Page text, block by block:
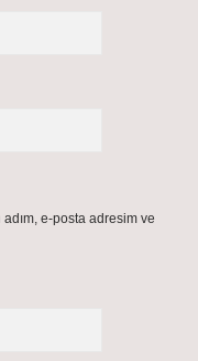
e-posta adresim ve